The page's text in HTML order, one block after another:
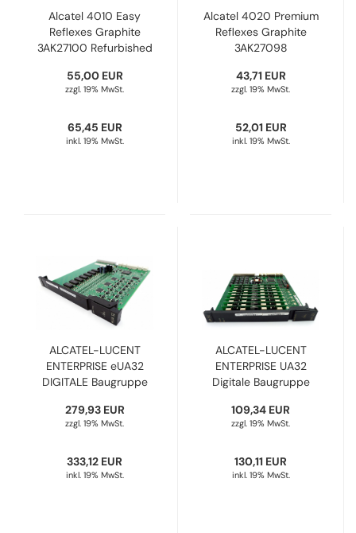
Alcatel 4010 Easy
Reflexes Graphite
3AK27100 Refurbished
55,00 EUR
zzgl. 19% MwSt.
65,45 EUR
inkl. 19% MwSt.
Alcatel 4020 Premium
Reflexes Graphite
3AK27098
43,71 EUR
zzgl. 19% MwSt.
52,01 EUR
inkl. 19% MwSt.
ALCATEL-LUCENT
ENTERPRISE eUA32
DIGITALE Baugruppe
Refurbished
279,93 EUR
zzgl. 19% MwSt.
333,12 EUR
inkl. 19% MwSt.
ALCATEL-LUCENT
ENTERPRISE UA32
Digitale Baugruppe
Refurbished
109,34 EUR
zzgl. 19% MwSt.
130,11 EUR
inkl. 19% MwSt.